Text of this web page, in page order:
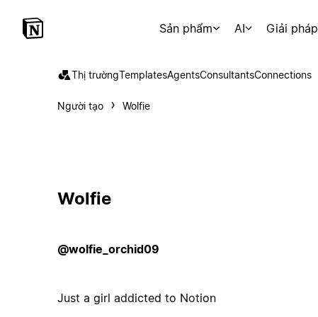
Sản phẩm AI Giải pháp
Thị trườngTemplatesAgentsConsultantsConnections
Người tạo Wolfie
Wolfie
@wolfie_orchid09
Just a girl addicted to Notion